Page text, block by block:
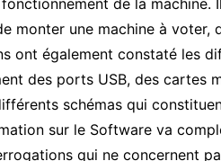
de la
monter une machine à voter,
ont également constaté les
des ports USB, des cartes
schémas qui
sur le Software va
qui ne concernent